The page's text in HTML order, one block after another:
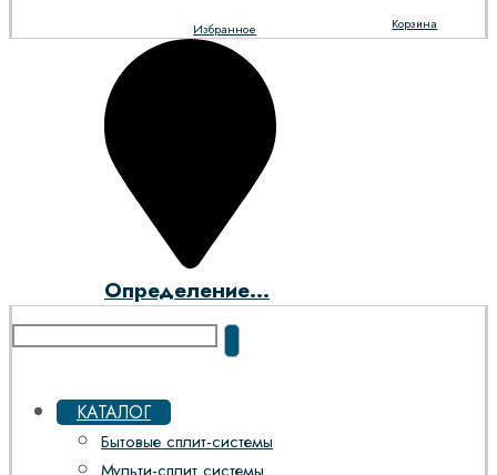
Корзина
Избранное
Определение...
КАТАЛОГ
Бытовые сплит-системы